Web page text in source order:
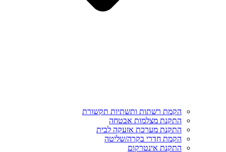
הקמת רשתות ותשתיות תקשורת
התקנת מצלמות אבטחה
התקנת מערכת אזעקה לבית
הקמת חדרי בקרה/שליטה
התקנת אינטרקום